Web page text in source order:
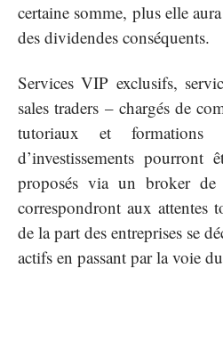
certaine somme, plus elle
des dividendes conséquents.
Services VIP exclusifs,
sales traders – chargés de
tutoriaux et formations
d’investissements pourront
proposés via un broker de
correspondront aux attentes
de la part des entreprises se
actifs en passant par la voie